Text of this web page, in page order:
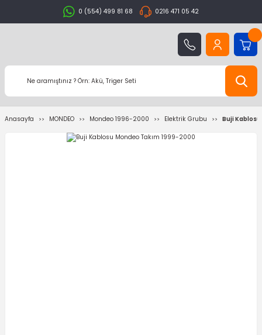
0 (554) 499 81 68 0216 471 05 42
Anasayfa MONDEO Mondeo 1996-2000 Elektrik Grubu Buji